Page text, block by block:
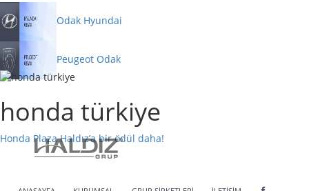
Odak Hyundai
Peugeot Odak
honda türkiye
Honda Plaza Haldız’a bir ödül daha!